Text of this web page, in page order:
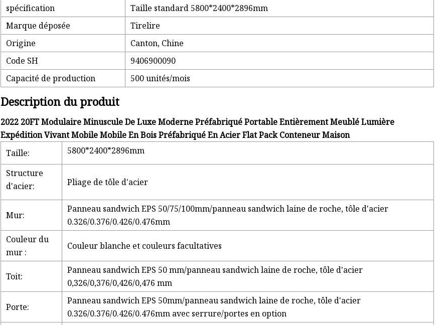
spécification
Taille standard 5800*2400*2896mm
Marque déposée
Tirelire
Origine
Canton, Chine
Code SH
9406900090
Capacité de production
500 unités/mois
Description du produit
2022 20FT Modulaire Minuscule De Luxe Moderne Préfabriqué Portable Entièrement Meublé Lumière
Expédition Vivant Mobile Mobile En Bois Préfabriqué En Acier Flat Pack Conteneur Maison
Taille:
5800*2400*2896mm
Structure
d'acier:
Pliage de tôle d'acier
Mur:
Panneau sandwich EPS 50/75/100mm/panneau sandwich laine de roche, tôle d'acier
0.326/0.376/0.426/0.476mm
Couleur du
mur :
Couleur blanche et couleurs facultatives
Toit:
Panneau sandwich EPS 50 mm/panneau sandwich laine de roche, tôle d'acier
0,326/0,376/0,426/0,476 mm
Porte:
Panneau sandwich EPS 50mm/panneau sandwich laine de roche, tôle d'acier
0.326/0.376/0.426/0.476mm avec serrure/portes en option